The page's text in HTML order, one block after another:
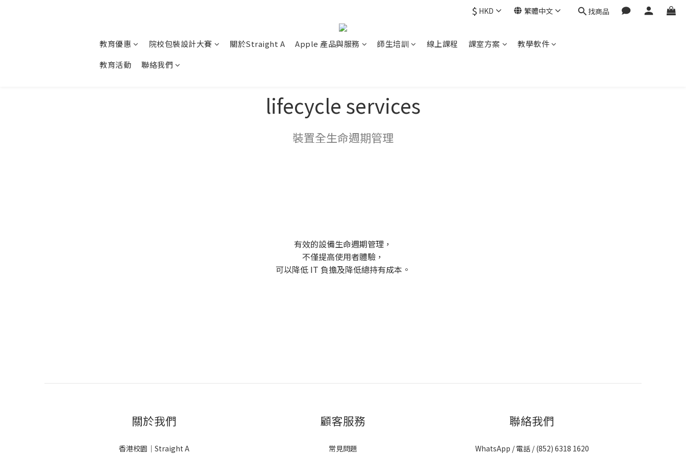
$ HKD 繁體中文 找商品
教育優惠 院校包裝設計大賽 關於Straight A Apple 產品與服務 師生培訓 線上課程 課室方案
教學軟件
教育活動
聯絡我們
lifecycle services
裝置全生命週期管理
有效的設備生命週期管理，
不僅提高使用者體驗，
可以降低 IT 負擔及降低總持有成本。
關於我們
香港校園｜Straight A
顧客服務
常見問題
聯絡我們
WhatsApp / 電話 / (852) 6318 1620